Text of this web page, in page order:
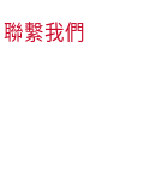
聯繫我們